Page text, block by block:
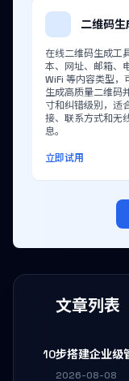
文章列表
10步搭建企业
2026-08-08
二维码生
在线二维码生成工
本、网址、邮箱、
WiFi 等内容类型，
生成高质量二维码
寸和纠错级别，适
接、联系方式和无
息。
立即试用